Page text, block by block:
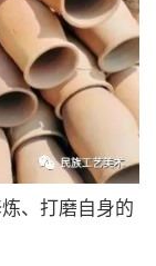
、打磨自身的